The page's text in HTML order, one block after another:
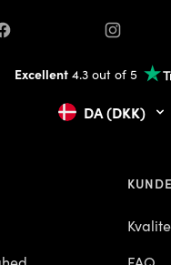
Instagram
Excellent4.3 out of 5
DA (DKK)